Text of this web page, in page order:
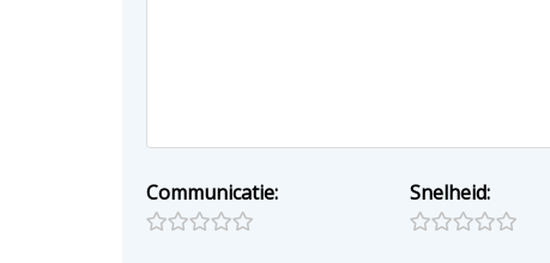
Communicatie: Snelheid: